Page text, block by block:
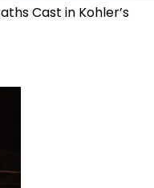
Cast in Kohler’s